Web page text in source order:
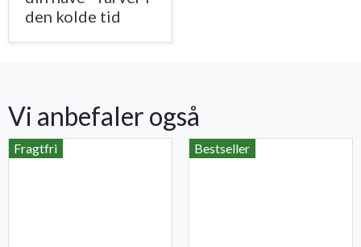
den kolde tid
Vi anbefaler også
Fragtfri Bestseller